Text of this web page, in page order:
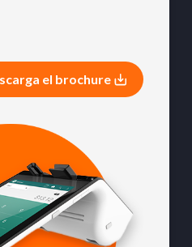
el brochure